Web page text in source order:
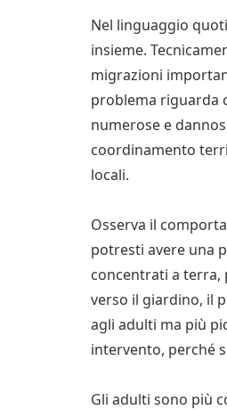
Nel linguaggio
insieme.
migrazioni
problema riguarda
numerose e
coordinamento
locali.
Osserva il
potresti avere una
concentrati a terra,
verso il giardino, il
agli adulti ma più
intervento, perché
Gli adulti sono più